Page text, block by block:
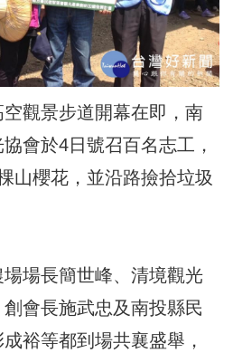
觀景步道開幕在即，南
會於4日號召百名志工，
山櫻花，並沿路撿拾垃圾
場長簡世峰、清境觀光
會長施武忠及南投縣民
裕等都到場共襄盛舉，